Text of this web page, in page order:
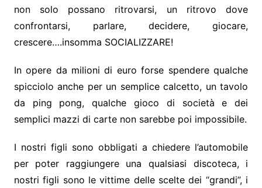
non solo possano ritrovarsi, un ritrovo dove
confrontarsi, parlare, decidere, giocare,
crescere….insomma SOCIALIZZARE!
In opere da milioni di euro forse spendere qualche
spicciolo anche per un semplice calcetto, un tavolo
da ping pong, qualche gioco di società e dei
semplici mazzi di carte non sarebbe poi impossibile.
I nostri figli sono obbligati a chiedere l’automobile
per poter raggiungere una qualsiasi discoteca, i
nostri figli sono le vittime delle scelte dei “grandi”, i